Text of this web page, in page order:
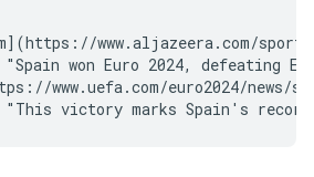
www.aljazeera.com/
won Euro 2024, defeating
www.uefa.com/euro2024/news/